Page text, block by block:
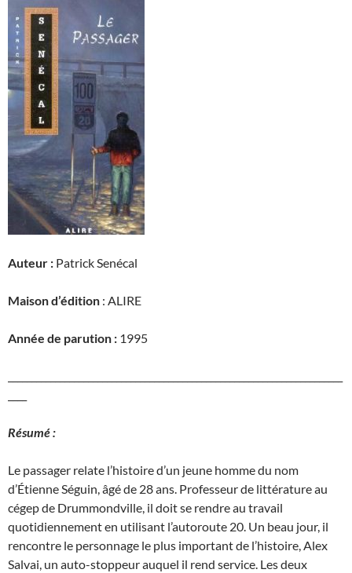
Auteur : Patrick Senécal
Maison d’édition : ALIRE
Année de parution : 1995
Résumé :
Le passager relate l’histoire d’un jeune homme du nom
d’Étienne Séguin, âgé de 28 ans. Professeur de littérature au
cégep de Drummondville, il doit se rendre au travail
quotidiennement en utilisant l’autoroute 20. Un beau jour, il
rencontre le personnage le plus important de l’histoire, Alex
Salvai, un auto-stoppeur auquel il rend service. Les deux